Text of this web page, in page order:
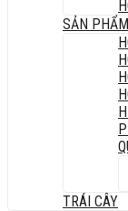
SẢN PHẨM
TRÁI CÂY